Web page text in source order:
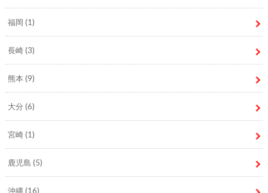
福岡 (1)
長崎(3)
熊本 (9)
大分 (6)
宮崎(1)
鹿児島 (5)
沖縄(16)